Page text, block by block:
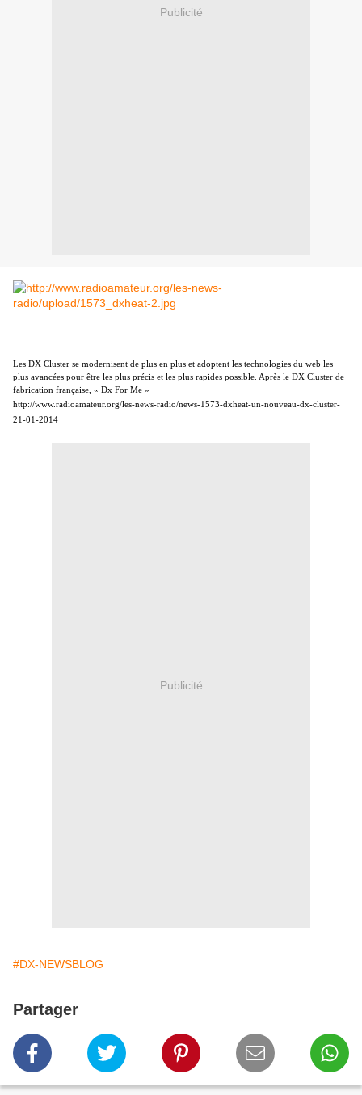
Publicité
Les DX Cluster se modernisent de plus en plus et adoptent les technologies du web les
plus avancées pour être les plus précis et les plus rapides possible. Après le DX Cluster de
fabrication française, « Dx For Me »
http://www.radioamateur.org/les-news-radio/news-1573-dxheat-un-nouveau-dx-cluster-
21-01-2014
Publicité
#DX-NEWSBLOG
Partager